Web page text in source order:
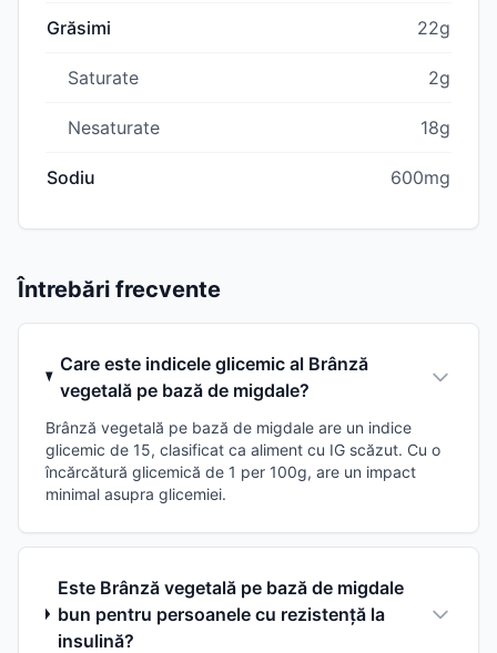
Grăsimi 22g
Saturate 2g
Nesaturate 18g
Sodiu 600mg
Întrebări frecvente
Care este indicele glicemic al Brânză
vegetală pe bază de migdale?
Brânză vegetală pe bază de migdale are un indice
glicemic de 15, clasificat ca aliment cu IG scăzut. Cu o
încărcătură glicemică de 1 per 100g, are un impact
minimal asupra glicemiei.
Este Brânză vegetală pe bază de migdale
bun pentru persoanele cu rezistență la
insulină?